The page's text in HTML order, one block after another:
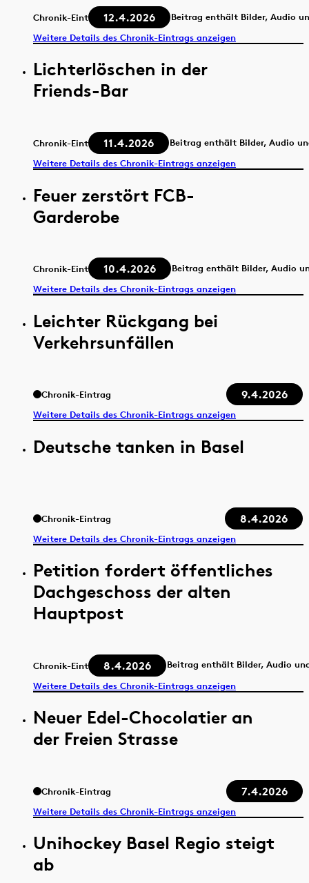
Chronik-Eintrag 12.4.2026
Beitrag enthält Bilder, Audio
Weitere Details des Chronik-Eintrags anzeigen
Lichterlöschen in der
Friends-Bar
Chronik-Eintrag 11.4.2026
Beitrag enthält Bilder, Audio
Weitere Details des Chronik-Eintrags anzeigen
Feuer zerstört FCB-
Garderobe
Chronik-Eintrag 10.4.2026
Beitrag enthält Bilder, Audio
Weitere Details des Chronik-Eintrags anzeigen
Leichter Rückgang bei
Verkehrsunfällen
Chronik-Eintrag 9.4.2026
Weitere Details des Chronik-Eintrags anzeigen
Deutsche tanken in Basel
Chronik-Eintrag 8.4.2026
Weitere Details des Chronik-Eintrags anzeigen
Petition fordert öffentliches
Dachgeschoss der alten
Hauptpost
Chronik-Eintrag 8.4.2026
Beitrag enthält Bilder, Audio
Weitere Details des Chronik-Eintrags anzeigen
Neuer Edel-Chocolatier an
der Freien Strasse
Chronik-Eintrag 7.4.2026
Weitere Details des Chronik-Eintrags anzeigen
Unihockey Basel Regio steigt
ab